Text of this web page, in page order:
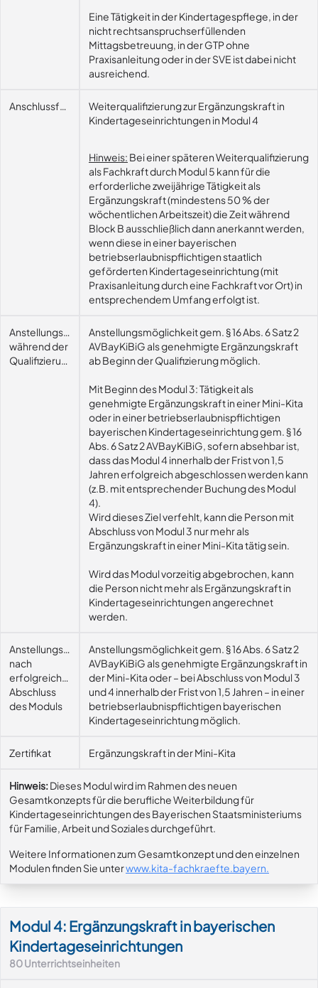
Eine Tätigkeit in der Kindertagespflege, in der
nicht rechtsanspruchserfüllenden
Mittagsbetreuung, in der GTP ohne
Praxisanleitung oder in der SVE ist dabei nicht
ausreichend.
AnschlussfähigkeitWeiterqualifizierung zur Ergänzungskraft in
Kindertageseinrichtungen in Modul 4
Hinweis: Bei einer späteren Weiterqualifizierung
als Fachkraft durch Modul 5 kann für die
erforderliche zweijährige Tätigkeit als
Ergänzungskraft (mindestens 50 % der
wöchentlichen Arbeitszeit) die Zeit während
Block B ausschließlich dann anerkannt werden,
wenn diese in einer bayerischen
betriebserlaubnispflichtigen staatlich
geförderten Kindertageseinrichtung (mit
Praxisanleitung durch eine Fachkraft vor Ort) in
entsprechendem Umfang erfolgt ist.
Anstellungsmöglichkeit
während der
Qualifizierung
Anstellungsmöglichkeit gem. § 16 Abs. 6 Satz 2
AVBayKiBiG als genehmigte Ergänzungskraft
ab Beginn der Qualifizierung möglich.
Mit Beginn des Modul 3: Tätigkeit als
genehmigte Ergänzungskraft in einer Mini-Kita
oder in einer betriebserlaubnispflichtigen
bayerischen Kindertageseinrichtung gem. § 16
Abs. 6 Satz 2 AVBayKiBiG, sofern absehbar ist,
dass das Modul 4 innerhalb der Frist von 1,5
Jahren erfolgreich abgeschlossen werden kann
(z.B. mit entsprechender Buchung des Modul
4).
Wird dieses Ziel verfehlt, kann die Person mit
Abschluss von Modul 3 nur mehr als
Ergänzungskraft in einer Mini-Kita tätig sein.
Wird das Modul vorzeitig abgebrochen, kann
die Person nicht mehr als Ergänzungskraft in
Kindertageseinrichtungen angerechnet
werden.
Anstellungsmöglichkeit
nach
erfolgreichem
Abschluss
des Moduls
Anstellungsmöglichkeit gem. § 16 Abs. 6 Satz 2
AVBayKiBiG als genehmigte Ergänzungskraft in
der Mini-Kita oder – bei Abschluss von Modul 3
und 4 innerhalb der Frist von 1,5 Jahren – in einer
betriebserlaubnispflichtigen bayerischen
Kindertageseinrichtung möglich.
Zertifikat Ergänzungskraft in der Mini-Kita
Hinweis:Dieses Modul wird im Rahmen des neuen
Gesamtkonzepts für die berufliche Weiterbildung für
Kindertageseinrichtungen des Bayerischen Staatsministeriums
für Familie, Arbeit und Soziales durchgeführt.
Weitere Informationen zum Gesamtkonzept und den einzelnen
Modulen finden Sie unterwww.kita-fachkraefte.bayern.
Modul 4: Ergänzungskraft in bayerischen
Kindertageseinrichtungen
80Unterrichtseinheiten